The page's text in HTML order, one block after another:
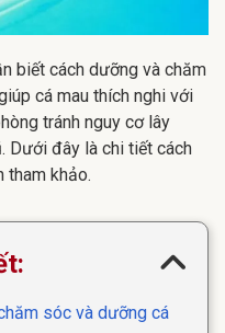
biết cách dưỡng và chăm
cá mau thích nghi với
tránh nguy cơ lây
Dưới đây là chi tiết cách
tham khảo.
sóc và dưỡng cá